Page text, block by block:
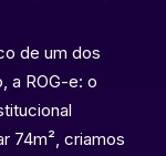
de um dos
a ROG-e: o
74m², criamos